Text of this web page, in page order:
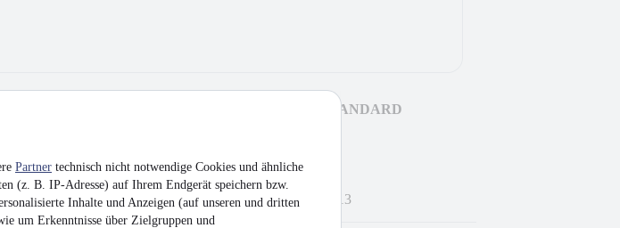
Partner technisch nicht notwendige Cookies und ähnliche
(z. B. IP-Adresse) auf Ihrem Endgerät speichern bzw.
Inhalte und Anzeigen (auf unseren und dritten
um Erkenntnisse über Zielgruppen und
Andere CIMC SILVERGREEN STANDARD
6.188 € (Brutto)
Pritsche + Plane•Bis 42.000 kg•EZ 12/2013